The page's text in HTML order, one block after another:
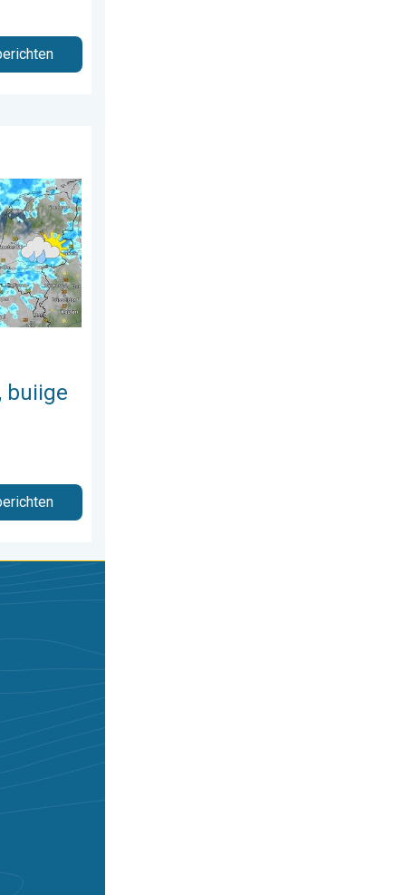
Weekendweer. . . vrijdag 24 juli 2026
buiige